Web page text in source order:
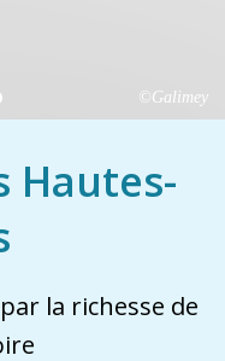
©Galimey
Hautes-
la richesse de